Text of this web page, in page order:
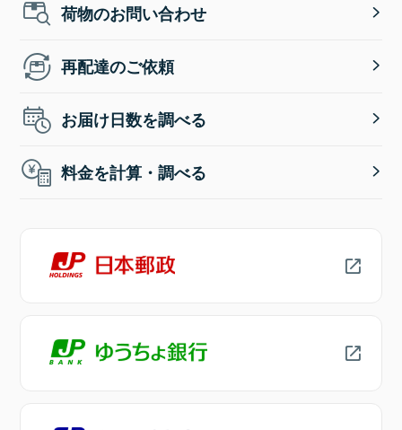
荷物のお問い合わせ
再配達のご依頼
お届け日数を調べる
料金を計算・調べる